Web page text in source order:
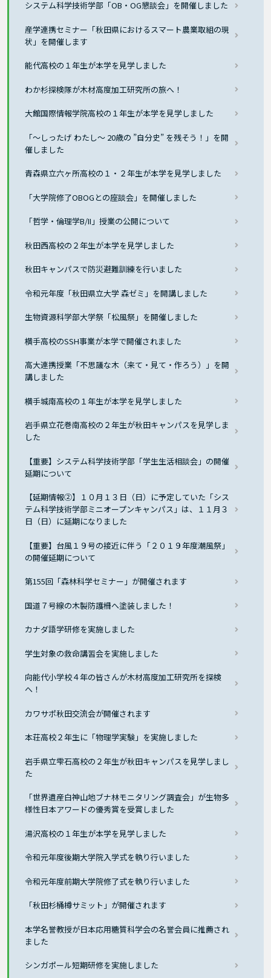
システム科学技術学部「OB・OG懇談会」を開催しました
産学連携セミナー「秋田県におけるスマート農業取組の現
状」を開催します
能代高校の１年生が本学を見学しました
わか杉探検隊が木材高度加工研究所の旅へ！
大館国際情報学院高校の１年生が本学を見学しました
「～しったげ わたし～ 20歳の ”自分史” を残そう！」を開
催しました
青森県立六ヶ所高校の１・２年生が本学を見学しました
「大学院修了OBOGとの座談会」を開催しました
「哲学・倫理学B/II」授業の公開について
秋田西高校の２年生が本学を見学しました
秋田キャンパスで防災避難訓練を行いました
令和元年度「秋田県立大学 森ゼミ」を開講しました
生物資源科学部大学祭「松風祭」を開催しました
横手高校のSSH事業が本学で開催されました
高大連携授業「不思議な木（来て・見て・作ろう）」を開
講しました
横手城南高校の１年生が本学を見学しました
岩手県立花巻南高校の２年生が秋田キャンパスを見学しま
した
【重要】システム科学技術学部「学生生活相談会」の開催
延期について
【延期情報②】１０月１３日（日）に予定していた「シス
テム科学技術学部ミニオープンキャンパス」は、１１月３
日（日）に延期になりました
【重要】台風１９号の接近に伴う「２０１９年度潮風祭」
の開催延期について
第155回「森林科学セミナー」が開催されます
国道７号線の木製防護柵へ塗装しました！
カナダ語学研修を実施しました
学生対象の救命講習会を実施しました
向能代小学校４年の皆さんが木材高度加工研究所を探検
へ！
カワサポ秋田交流会が開催されます
本荘高校２年生に「物理学実験」を実施しました
岩手県立雫石高校の２年生が秋田キャンパスを見学しまし
た
「世界遺産白神山地ブナ林モニタリング調査会」が生物多
様性日本アワードの優秀賞を受賞しました
湯沢高校の１年生が本学を見学しました
令和元年度後期大学院入学式を執り行いました
令和元年度前期大学院修了式を執り行いました
「秋田杉桶樽サミット」が開催されます
本学名誉教授が日本応用糖質科学会の名誉会員に推薦され
ました
シンガポール短期研修を実施しました